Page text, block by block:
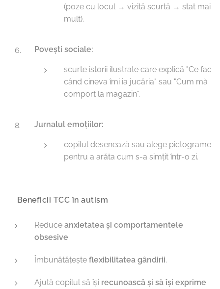
(poze cu locul → vizită scurtă → stat mai
mult).
Povești sociale:
scurte istorii ilustrate care explică "Ce fac
când cineva îmi ia jucăria" sau "Cum mă
comport la magazin".
Jurnalul emoțiilor:
copilul desenează sau alege pictograme
pentru a arăta cum s-a simțit într-o zi.
🔹 Beneficii TCC în autism
Reduce anxietatea și comportamentele
obsesive.
Îmbunătățește flexibilitatea gândirii.
Ajută copilul să își recunoască și să își exprime